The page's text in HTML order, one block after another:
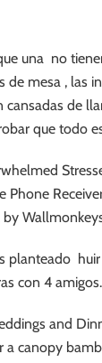
una no
de mesa , las
cansadas de
que todo
planteado
con 4 amigos.